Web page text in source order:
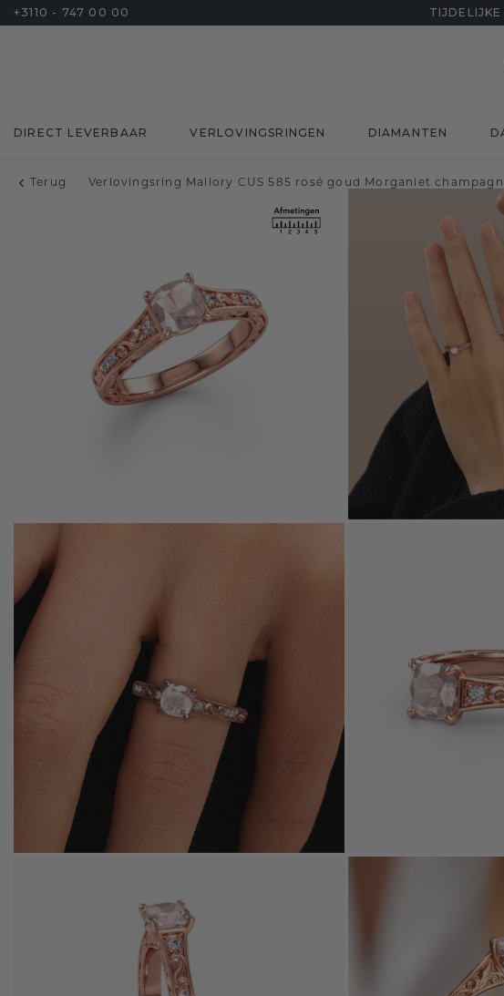
+3110 - 747 00 00
DIRECT LEVERBAAR VERLOVINGSRINGEN DIAMANTEN
Terug Verlovingsring Mallory CUS 585 rosé goud Morganiet